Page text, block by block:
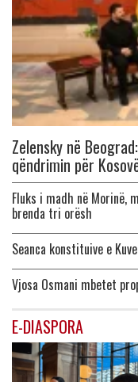
Zelensky në
qëndrimin për
Fluks i madh në Morinë,
brenda tri orësh
Seanca konstituive e
Vjosa Osmani mbetet
E-DIASPORA